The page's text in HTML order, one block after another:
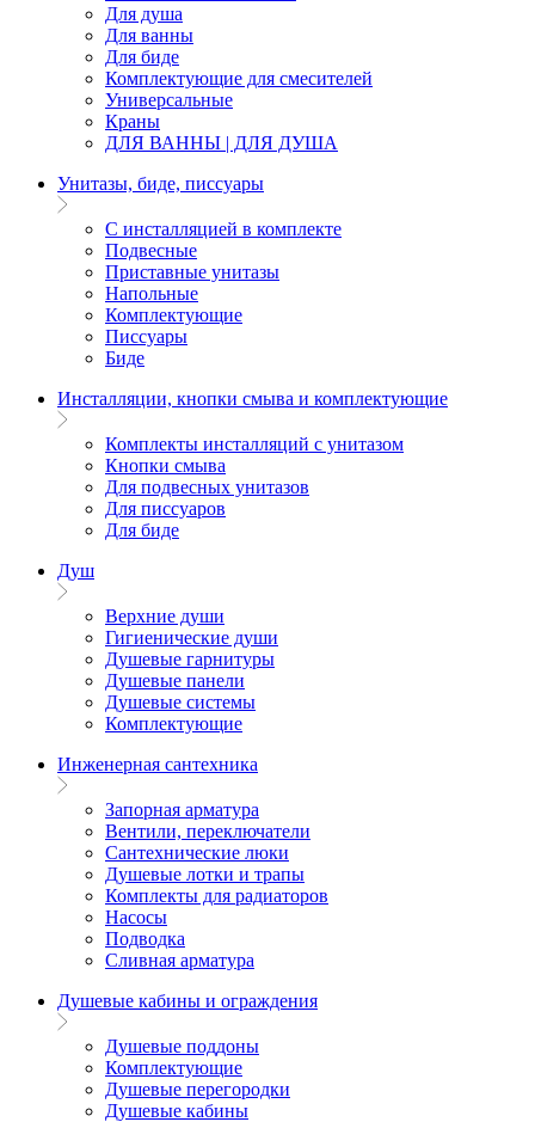
Для душа
Для ванны
Для биде
Комплектующие для смесителей
Универсальные
Краны
ДЛЯ ВАННЫ | ДЛЯ ДУША
Унитазы, биде, писсуары
С инсталляцией в комплекте
Подвесные
Приставные унитазы
Напольные
Комплектующие
Писсуары
Биде
Инсталляции, кнопки смыва и комплектующие
Комплекты инсталляций с унитазом
Кнопки смыва
Для подвесных унитазов
Для писсуаров
Для биде
Душ
Верхние души
Гигиенические души
Душевые гарнитуры
Душевые панели
Душевые системы
Комплектующие
Инженерная сантехника
Запорная арматура
Вентили, переключатели
Сантехнические люки
Душевые лотки и трапы
Комплекты для радиаторов
Насосы
Подводка
Сливная арматура
Душевые кабины и ограждения
Душевые поддоны
Комплектующие
Душевые перегородки
Душевые кабины